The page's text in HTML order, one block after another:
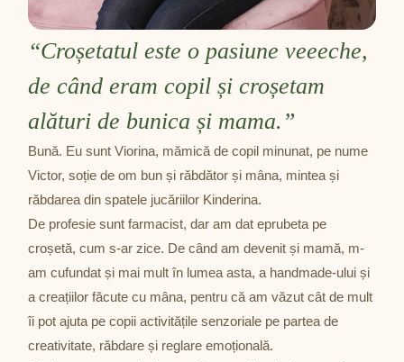
“Croșetatul este o pasiune veeeche,
de când eram copil și croșetam
alături de bunica și mama.”
Bună. Eu sunt Viorina, mămică de copil minunat, pe nume
Victor, soție de om bun și răbdător și mâna, mintea și
răbdarea din spatele jucăriilor Kinderina.
De profesie sunt farmacist, dar am dat eprubeta pe
croșetă, cum s-ar zice. De când am devenit și mamă, m-
am cufundat și mai mult în lumea asta, a handmade-ului și
a creațiilor făcute cu mâna, pentru că am văzut cât de mult
îi pot ajuta pe copii activitățile senzoriale pe partea de
creativitate, răbdare și reglare emoțională.